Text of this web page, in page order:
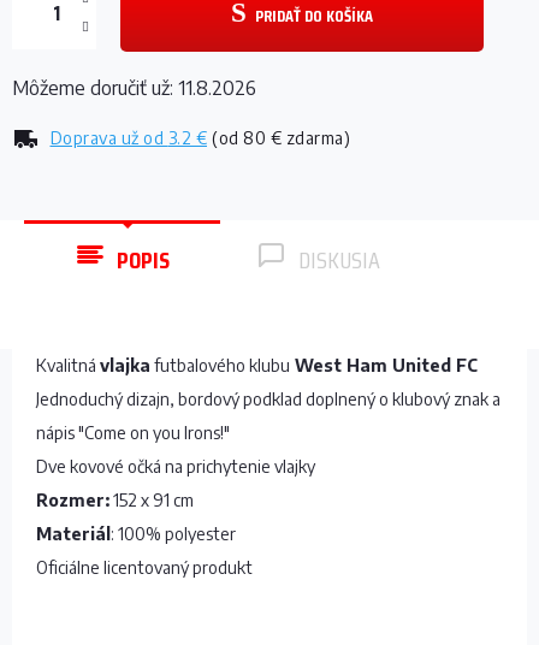
Doprava už od 3.2 € (od 80 € zdarma)
PRIDAŤ DO KOŠÍKA
Môžeme doručiť už: 11.8.2026
POPIS DISKUSIA
Kvalitná vlajka futbalového klubu West Ham United FC
Jednoduchý dizajn, bordový podklad doplnený o klubový znak a
nápis "Come on you Irons!"
Dve kovové očká na prichytenie vlajky
Rozmer:152 x 91 cm
Materiál : 100% polyester
Oficiálne licentovaný produkt